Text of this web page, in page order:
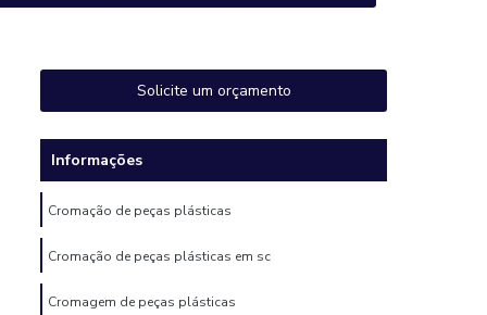
Solicite um orçamento
Informações
Cromação de peças plásticas
Cromação de peças plásticas em sc
Cromagem de peças plásticas